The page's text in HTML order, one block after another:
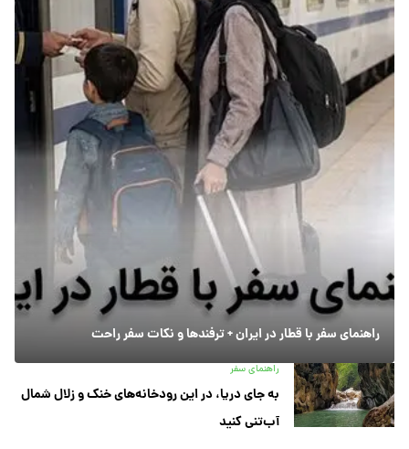
راهنمای سفر با قطار در ایران + ترفندها و نکات سفر راحت
راهنمای سفر
به جای دریا، در این رودخانه‌های خنک و زلال شمال
آب‌تنی کنید